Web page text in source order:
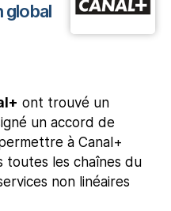
global
ont trouvé un
un accord de
à Canal+
toutes les chaînes du
non linéaires